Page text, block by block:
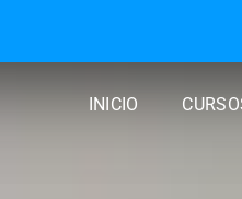
INICIO